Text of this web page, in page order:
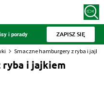
i porady ZAPISZ SIĘ
Smaczne hamburgery z ryba i
ryba i jajkiem